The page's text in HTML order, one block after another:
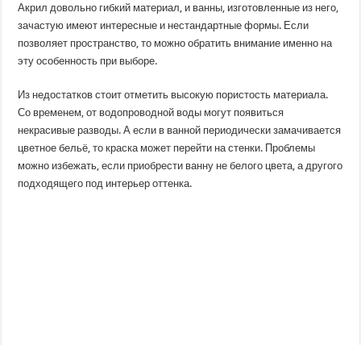
Акрил довольно гибкий материал, и ванны, изготовленные из него,
зачастую имеют интересные и нестандартные формы. Если
позволяет пространство, то можно обратить внимание именно на
эту особенность при выборе.
Из недостатков стоит отметить высокую пористость материала.
Со временем, от водопроводной воды могут появиться
некрасивые разводы. А если в ванной периодически замачивается
цветное бельё, то краска может перейти на стенки. Проблемы
можно избежать, если приобрести ванну не белого цвета, а другого
подходящего под интерьер оттенка.